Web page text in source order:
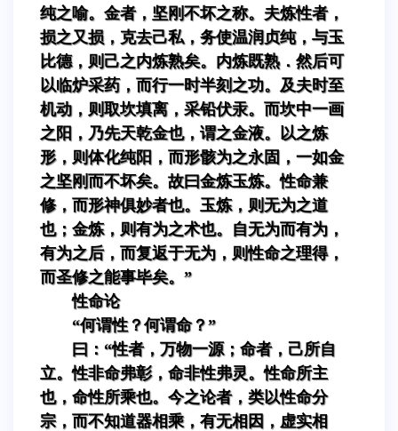
纯之喻。金者，坚刚不坏之称。夫炼性者，
损之又损，克去己私，务使温润贞纯，与玉
比德，则己之内炼熟矣。内炼既熟．然后可
以临炉采药，而行一时半刻之功。及夫时至
机动，则取坎填离，采铅伏汞。而坎中一画
之阳，乃先天乾金也，谓之金液。以之炼
形，则体化纯阳，而形骸为之永固，一如金
之坚刚而不坏矣。故曰金炼玉炼。性命兼
修，而形神俱妙者也。玉炼，则无为之道
也；金炼，则有为之术也。自无为而有为，
有为之后，而复返于无为，则性命之理得，
而圣修之能事毕矣。”
性命论
“何谓性？何谓命？”
曰：“性者，万物一源；命者，己所自
立。性非命弗彰，命非性弗灵。性命所主
也，命性所乘也。今之论者，类以性命分
宗，而不知道器相乘，有无相因，虚实相